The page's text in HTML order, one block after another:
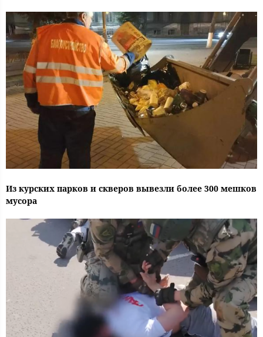
Из курских парков и скверов вывезли более 300 мешков
мусора